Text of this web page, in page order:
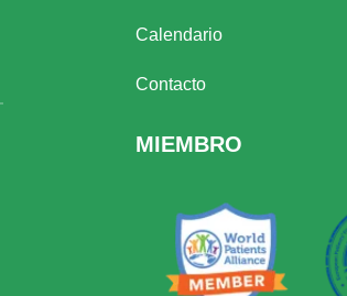
Calendario
Contacto
MIEMBRO